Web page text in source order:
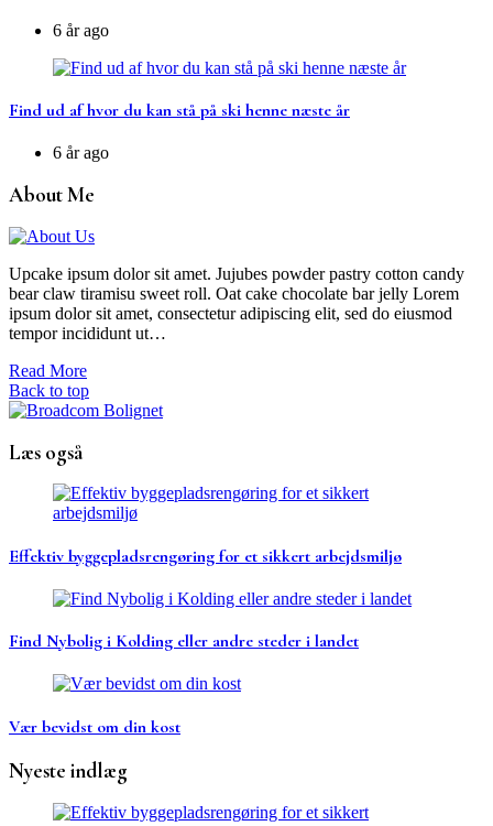
6 år ago
Find ud af hvor du kan stå på ski henne næste år
6 år ago
About Me
Upcake ipsum dolor sit amet. Jujubes powder pastry cotton candy
bear claw tiramisu sweet roll. Oat cake chocolate bar jelly Lorem
ipsum dolor sit amet, consectetur adipiscing elit, sed do eiusmod
tempor incididunt ut…
Read More
Back to top
Læs også
Effektiv byggepladsrengøring for et sikkert arbejdsmiljø
Find Nybolig i Kolding eller andre steder i landet
Vær bevidst om din kost
Nyeste indlæg